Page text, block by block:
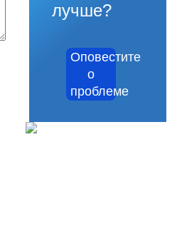
лучше?
Оповестите
о
проблеме